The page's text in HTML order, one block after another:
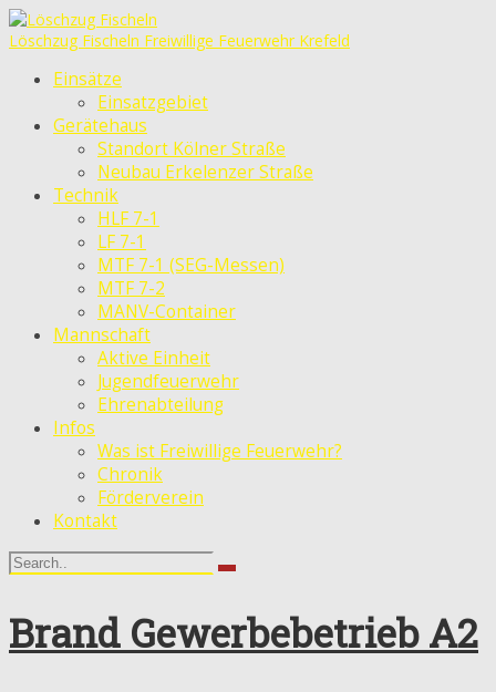
Löschzug Fischeln Freiwillige Feuerwehr Krefeld
Einsätze
Einsatzgebiet
Gerätehaus
Standort Kölner Straße
Neubau Erkelenzer Straße
Technik
HLF 7-1
LF 7-1
MTF 7-1 (SEG-Messen)
MTF 7-2
MANV-Container
Mannschaft
Aktive Einheit
Jugendfeuerwehr
Ehrenabteilung
Infos
Was ist Freiwillige Feuerwehr?
Chronik
Förderverein
Kontakt
Brand Gewerbebetrieb A2